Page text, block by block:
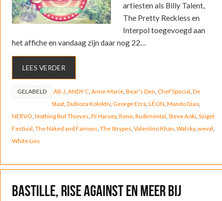
artiesten als Billy Talent,
The Pretty Reckless en
Interpol toegevoegd aan
het affiche en vandaag zijn daar nog 22…
LEES VERDER
GELABELD Alt-J ANDY C, Anne-Marie, Bear's Den Chef'Special De
Staat, Dubioza Kolektiv, George Ezra LÉON Mando Diao,
NERVO Nothing But Thieves PJ Harvey, Rone, Rudimental Steve Aoki, Sziget
Festival The Naked and Famous The Strypes Valentino Khan Watsky, weval
White Lies
Bastille, Rise Against en meer bij